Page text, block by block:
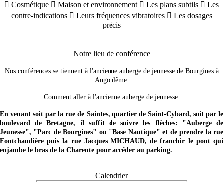
 Cosmétique  Maison et environnement  Les plans subtils  Les
contre-indications  Leurs fréquences vibratoires  Les dosages
précis
Notre lieu de conférence
Nos conférences se tiennent à l'ancienne auberge de jeunesse de Bourgines à
Angoulême.
Comment aller à l'ancienne auberge de jeunesse:
En venant soit par la rue de Saintes, quartier de Saint-Cybard, soit par le
boulevard de Bretagne, il suffit de suivre les flèches: "Auberge de
Jeunesse", "Parc de Bourgines" ou "Base Nautique" et de prendre la rue
Fontchaudière puis la rue Jacques MICHAUD, de franchir le pont qui
enjambe le bras de la Charente pour accéder au parking.
Calendrier